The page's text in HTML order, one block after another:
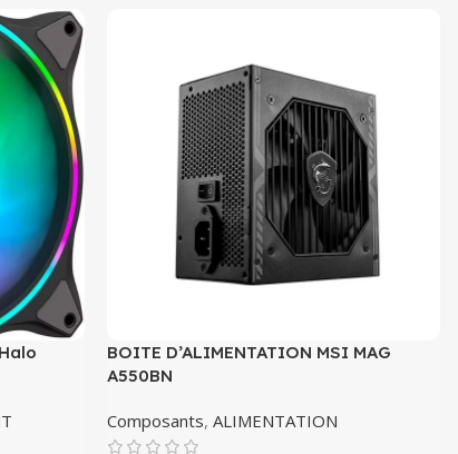
BOITE D’ALIMENTATION MSI MAG
A550BN
Composants,ALIMENTATION